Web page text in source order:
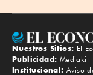
Nuestros Sitios: El
Publicidad: Mediakit
Institucional: Aviso